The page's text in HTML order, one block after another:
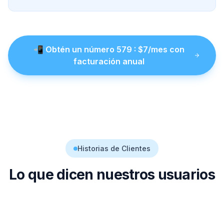
📲 Obtén un número 579 : $7/mes con
facturación anual
Historias de Clientes
Lo que dicen nuestros usuarios